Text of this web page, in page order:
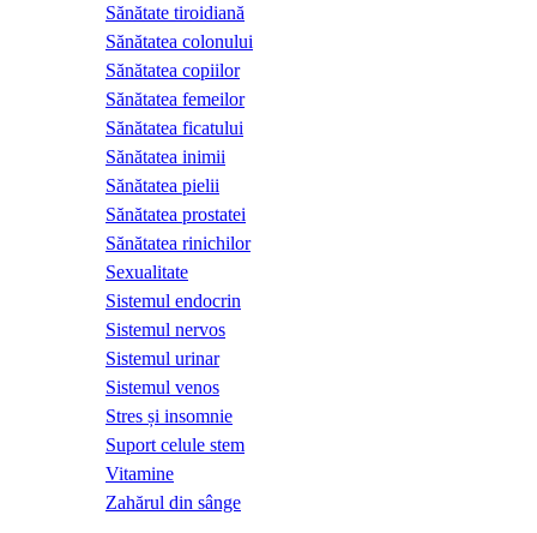
Sănătate tiroidiană
Sănătatea colonului
Sănătatea copiilor
Sănătatea femeilor
Sănătatea ficatului
Sănătatea inimii
Sănătatea pielii
Sănătatea prostatei
Sănătatea rinichilor
Sexualitate
Sistemul endocrin
Sistemul nervos
Sistemul urinar
Sistemul venos
Stres și insomnie
Suport celule stem
Vitamine
Zahărul din sânge